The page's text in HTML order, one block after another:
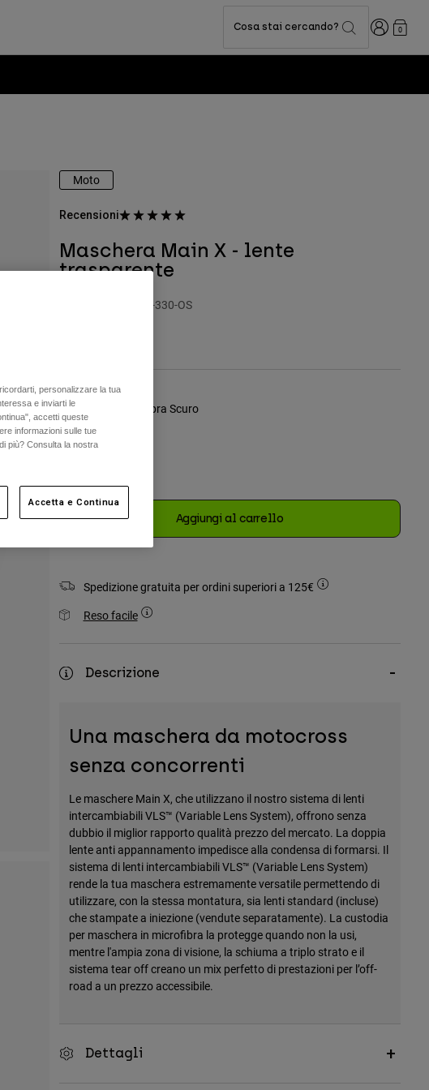
Cosa stai cercando? Accedi0
Moto
Recensioni
Maschera Main X - lente
trasparente
32988-330-OS
Colore - Grigio Ombra Scuro
selezionato
Aggiungi al carrello
Spedizione gratuita per ordini superiori a 125€
Reso facile
Descrizione
Una maschera da motocross
senza concorrenti
Le maschere Main X, che utilizzano il nostro sistema di lenti
intercambiabili VLS™ (Variable Lens System), offrono senza
dubbio il miglior rapporto qualità prezzo del mercato. La doppia
lente anti appannamento impedisce alla condensa di formarsi. Il
sistema di lenti intercambiabili VLS™ (Variable Lens System)
rende la tua maschera estremamente versatile permettendo di
utilizzare, con la stessa montatura, sia lenti standard (incluse)
che stampate a iniezione (vendute separatamente). La custodia
per maschera in microfibra la protegge quando non la usi,
mentre l'ampia zona di visione, la schiuma a triplo strato e il
sistema tear off creano un mix perfetto di prestazioni per l’off-
road a un prezzo accessibile.
Dettagli
personalizzare la tua
e inviarti le
accetti queste
informazioni sulle tue
più? Consulta la nostra
Accetta e Continua